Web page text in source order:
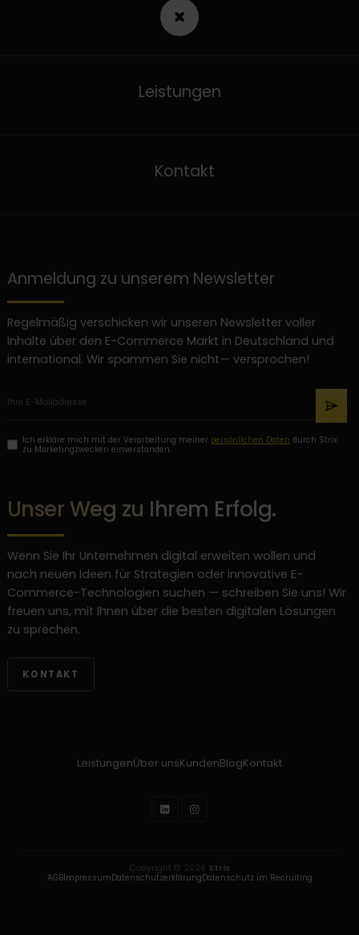
Leistungen
Kontakt
Anmeldung zu unserem Newsletter
Regelmäßig verschicken wir unseren Newsletter voller
Inhalte über den E-Commerce Markt in Deutschland und
international. Wir spammen Sie nicht— versprochen!
Ich erkläre mich mit der Verarbeitung meiner persönlichen Daten durch Strix
zu Marketingzwecken einverstanden.
Unser Weg zu Ihrem Erfolg.
Wenn Sie Ihr Unternehmen digital erweiten wollen und
nach neuen Ideen für Strategien oder innovative E-
Commerce-Technologien suchen — schreiben Sie uns! Wir
freuen uns, mit Ihnen über die besten digitalen Lösungen
zu sprechen.
KONTAKT
LeistungenÜber unsKundenBlogKontakt
Copyright © 2026 Strix
AGBImpressum Datenschutzerklärung Datenschutz im Recruiting